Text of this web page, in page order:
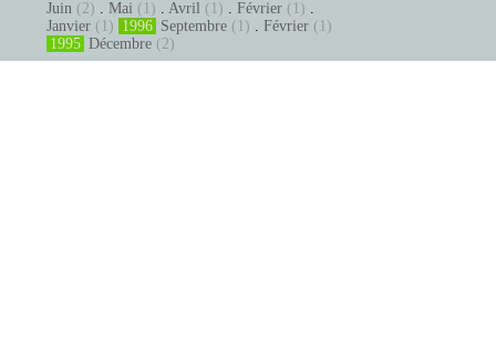
Juin (2) . Mai (1) . Avril (1) . Février (1) .
Janvier (1) 1996 Septembre (1) . Février (1)
1995 Décembre (2)